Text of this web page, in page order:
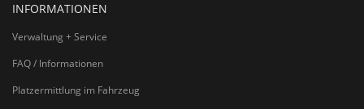
INFORMATIONEN
Verwaltung + Service
FAQ / Informationen
Platzermittlung im Fahrzeug